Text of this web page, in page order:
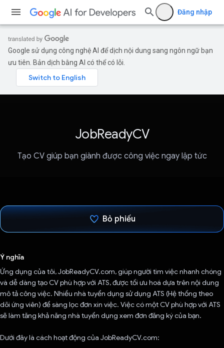
Đăng nhập
Google sử dụng công nghệ AI để dịch nội dung sang ngôn ngữ bạn
ưu tiên. Bản dịch bằng AI có thể có lỗi.
JobReadyCV
Tạo CV giúp bạn giành được công việc ngay lập tức
Bỏ phiếu
Ý nghĩa
Ứng dụng của tôi, JobReadyCV.com, giúp người tìm việc nhanh chóng
và dễ dàng tạo CV phù hợp với ATS, được tối ưu hoá dựa trên nội dung
mô tả công việc. Nhiều nhà tuyển dụng sử dụng ATS (Hệ thống theo
dõi ứng viên) để sàng lọc đơn xin việc. Việc có một CV phù hợp với ATS
sẽ làm tăng khả năng nhà tuyển dụng xem đơn đăng ký của bạn.
Dưới đây là cách hoạt động của JobReadyCV.com: